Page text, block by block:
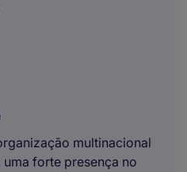
multinacional
forte presença no